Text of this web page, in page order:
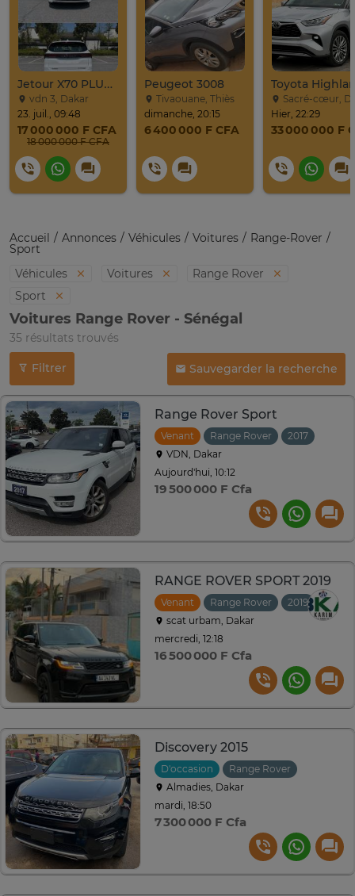
Jetour X70 PLUS 2024
vdn 3, Dakar
23. juil., 09:48
17 000 000 F CFA
18 000 000 F CFA
Peugeot 3008
Tivaouane, Thiès
dimanche, 20:15
6 400 000 F CFA
Sacré-cœur,
Hier, 22:29
33 000 000 F
Accueil Annonces Véhicules Voitures Range-Rover
Sport
Véhicules
Voitures
Range Rover
Sport
Voitures Range Rover - Sénégal
35 résultats trouvés
Filtrer Sauvegarder la recherche
Range Rover Sport
Venant Range Rover 2017
VDN, Dakar
Aujourd'hui, 10:12
19 500 000 F Cfa
RANGE ROVER SPORT 2019
Venant Range Rover 2019
scat urbam, Dakar
mercredi, 12:18
16 500 000 F Cfa
Discovery 2015
D'occasion Range Rover
Almadies, Dakar
mardi, 18:50
7 300 000 F Cfa